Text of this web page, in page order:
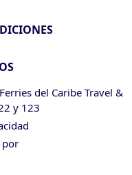
del Caribe Travel &
y 123
por